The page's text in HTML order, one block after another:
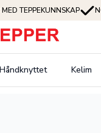
TEPPEKUNNSKAP
Håndknyttet Kelim